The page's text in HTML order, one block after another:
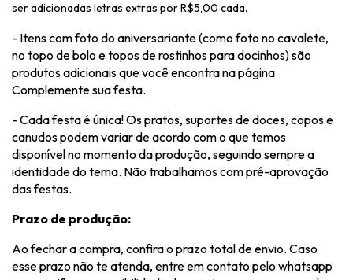
ser adicionadas letras extras por R$5,00 cada.
- Itens com foto do aniversariante (como foto no cavalete,
no topo de bolo e topos de rostinhos para docinhos) são
produtos adicionais que você encontra na página
Complemente sua festa.
- Cada festa é única! Os pratos, suportes de doces, copos e
canudos podem variar de acordo com o que temos
disponível no momento da produção, seguindo sempre a
identidade do tema. Não trabalhamos com pré-aprovação
das festas.
Prazo de produção:
Ao fechar a compra, confira o prazo total de envio. Caso
esse prazo não te atenda, entre em contato pelo whatsapp